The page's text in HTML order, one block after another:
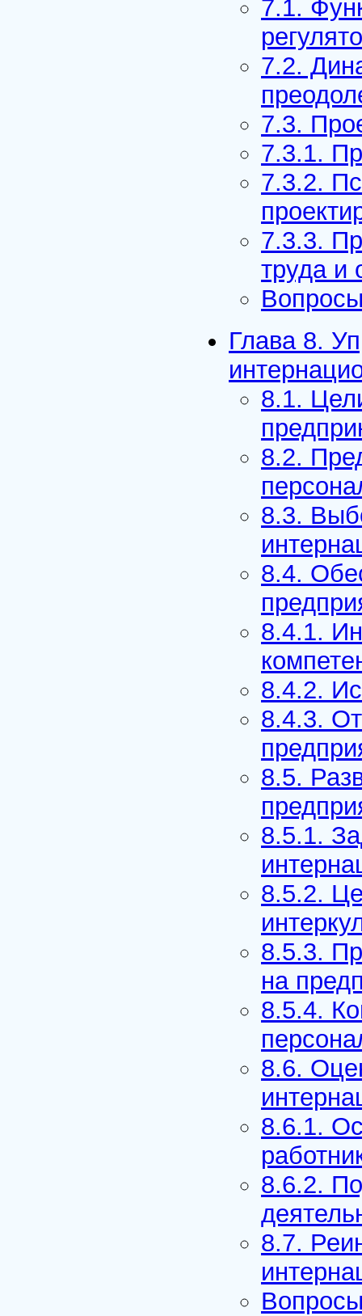
7.1.
7.2.
7.3.
7.3.1.
7.3.2.
7.3.3.
труда и
Глава 8.
8.1.
8.2.
8.3.
8.4.
8.4.1.
8.4.2.
8.4.3.
8.5.
8.5.1.
8.5.2.
8.5.3.
на
8.5.4.
8.6.
8.6.1.
8.6.2.
8.7.